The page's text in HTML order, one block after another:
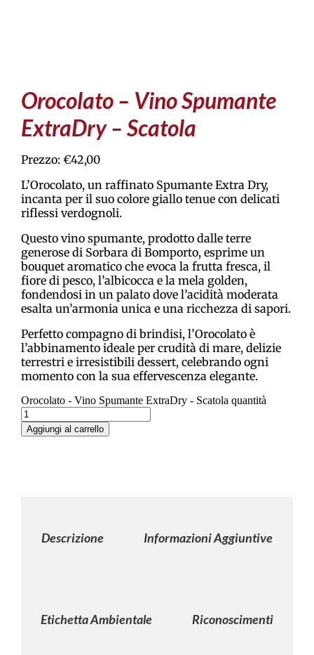
Orocolato – Vino Spumante
ExtraDry – Scatola
Prezzo: €42,00
L’Orocolato, un raffinato Spumante Extra Dry,
incanta per il suo colore giallo tenue con delicati
riflessi verdognoli.
Questo vino spumante, prodotto dalle terre
generose di Sorbara di Bomporto, esprime un
bouquet aromatico che evoca la frutta fresca, il
fiore di pesco, l’albicocca e la mela golden,
fondendosi in un palato dove l’acidità moderata
esalta un’armonia unica e una ricchezza di sapori.
Perfetto compagno di brindisi, l’Orocolato è
l’abbinamento ideale per crudità di mare, delizie
terrestri e irresistibili dessert, celebrando ogni
momento con la sua effervescenza elegante.
Orocolato - Vino Spumante ExtraDry - Scatola quantità
Aggiungi al carrello
Descrizione Informazioni Aggiuntive
Etichetta Ambientale Riconoscimenti